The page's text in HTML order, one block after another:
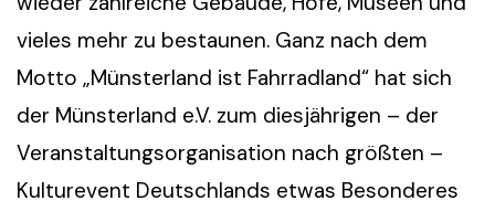
vieles mehr zu bestaunen. Ganz nach dem
Motto „Münsterland ist Fahrradland“ hat sich
der Münsterland e.V. zum diesjährigen – der
Veranstaltungsorganisation nach größten –
Kulturevent Deutschlands etwas Besonderes